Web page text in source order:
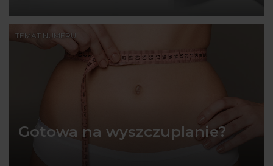
TEMAT NUMERU
Gotowa na wyszczuplanie?